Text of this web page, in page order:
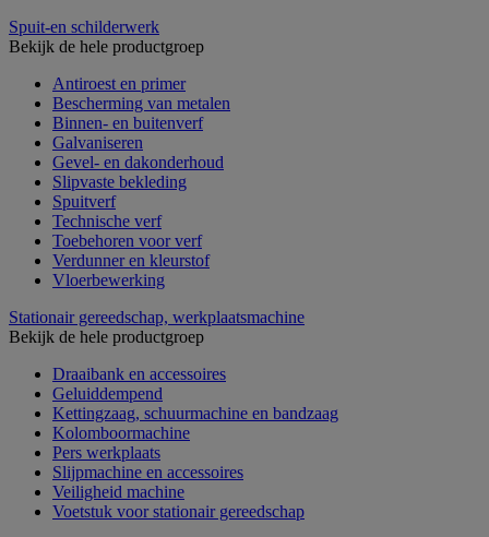
Spuit-en schilderwerk
Bekijk de hele productgroep
Antiroest en primer
Bescherming van metalen
Binnen- en buitenverf
Galvaniseren
Gevel- en dakonderhoud
Slipvaste bekleding
Spuitverf
Technische verf
Toebehoren voor verf
Verdunner en kleurstof
Vloerbewerking
Stationair gereedschap, werkplaatsmachine
Bekijk de hele productgroep
Draaibank en accessoires
Geluiddempend
Kettingzaag, schuurmachine en bandzaag
Kolomboormachine
Pers werkplaats
Slijpmachine en accessoires
Veiligheid machine
Voetstuk voor stationair gereedschap